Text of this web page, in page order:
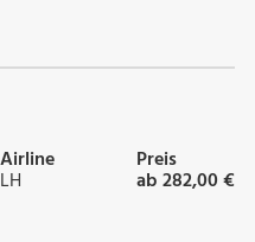
Airline
LH
Preis
ab 282,00 €